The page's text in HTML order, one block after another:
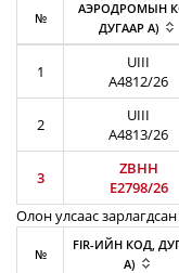
№
АЭРОДРОМЫН
ДУГААР A)
1
UIII
A4812/26
2
UIII
A4813/26
3
ZBHH
E2798/26
Олон улсаас
№
FIR-ИЙН КОД,
A)